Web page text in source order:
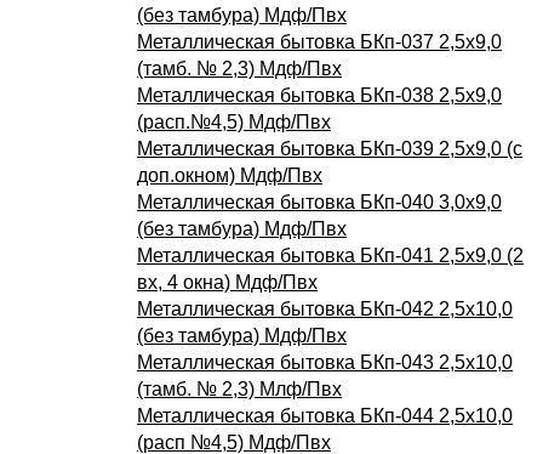
(без тамбура) Мдф/Пвх
Металлическая бытовка БКп-037 2,5х9,0
(тамб. № 2,3) Мдф/Пвх
Металлическая бытовка БКп-038 2,5х9,0
(расп.№4,5) Мдф/Пвх
Металлическая бытовка БКп-039 2,5х9,0 (с
доп.окном) Мдф/Пвх
Металлическая бытовка БКп-040 3,0х9,0
(без тамбура) Мдф/Пвх
Металлическая бытовка БКп-041 2,5х9,0 (2
вх, 4 окна) Мдф/Пвх
Металлическая бытовка БКп-042 2,5х10,0
(без тамбура) Мдф/Пвх
Металлическая бытовка БКп-043 2,5х10,0
(тамб. № 2,3) Млф/Пвх
Металлическая бытовка БКп-044 2,5х10,0
(расп №4,5) Мдф/Пвх